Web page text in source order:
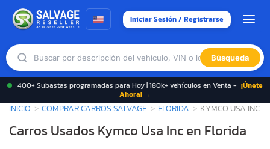
Iniciar Sesión / Registrarse
Búsqueda
400+ Subastas programadas para Hoy | 180k+ vehículos en Venta - ¡Únete
Ahora! →
INICIO COMPRAR CARROS SALVAGE FLORIDA KYMCO USA INC
Carros Usados Kymco Usa Inc en Florida